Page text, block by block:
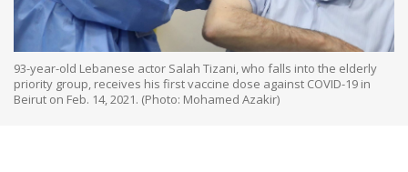
93-year-old Lebanese actor Salah Tizani, who falls into the elderly
priority group, receives his first vaccine dose against COVID-19 in
Beirut on Feb. 14, 2021. (Photo: Mohamed Azakir)